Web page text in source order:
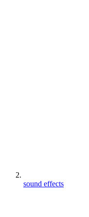
sound effects